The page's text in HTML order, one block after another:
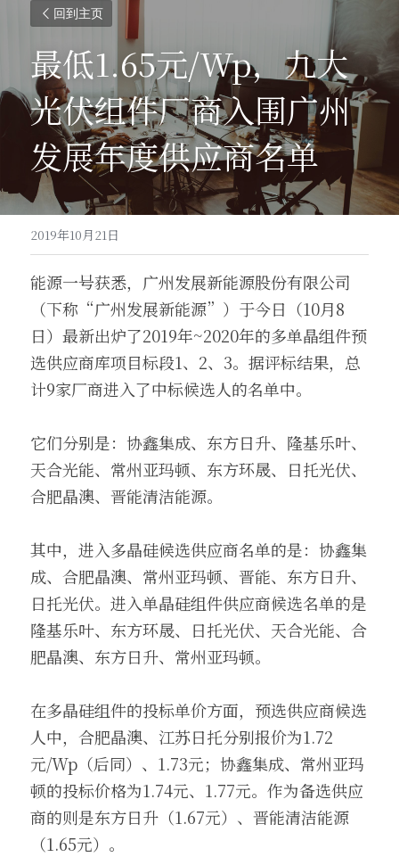
回到主页
最低1.65元/Wp，九大
光伏组件厂商入围广州
发展年度供应商名单
2019年10月21日
能源一号获悉，广州发展新能源股份有限公司
（下称“广州发展新能源”）于今日（10月8
日）最新出炉了2019年~2020年的多单晶组件预
选供应商库项目标段1、2、3。据评标结果，总
计9家厂商进入了中标候选人的名单中。
它们分别是：协鑫集成、东方日升、隆基乐叶、
天合光能、常州亚玛顿、东方环晟、日托光伏、
合肥晶澳、晋能清洁能源。
其中，进入多晶硅候选供应商名单的是：协鑫集
成、合肥晶澳、常州亚玛顿、晋能、东方日升、
日托光伏。进入单晶硅组件供应商候选名单的是
隆基乐叶、东方环晟、日托光伏、天合光能、合
肥晶澳、东方日升、常州亚玛顿。
在多晶硅组件的投标单价方面，预选供应商候选
人中，合肥晶澳、江苏日托分别报价为1.72
元/Wp（后同）、1.73元；协鑫集成、常州亚玛
顿的投标价格为1.74元、1.77元。作为备选供应
商的则是东方日升（1.67元）、晋能清洁能源
（1.65元）。